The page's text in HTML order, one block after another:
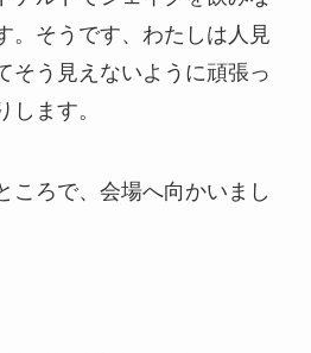
。そうです、わたしは人見
そう見えないように頑張っ
します。
ころで、会場へ向かいまし